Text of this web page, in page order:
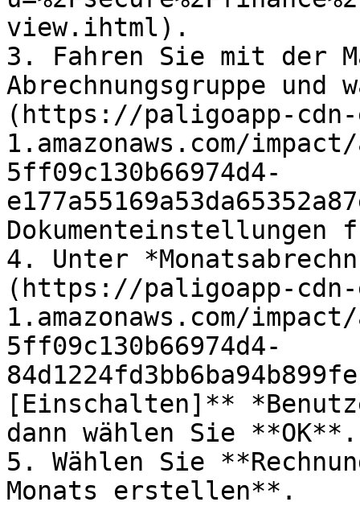
view.ihtml).
3. Fahren Sie mit der
Abrechnungsgruppe
(https://paligoapp-cdn-
1.amazonaws.com/
5ff09c130b66974d4-
Dokumenteinstellungen
4. Unter
(https://paligoapp-cdn-
1.amazonaws.com/
5ff09c130b66974d4-
[Einschalten]**
dann wählen Sie **OK**.
5. Wählen Sie
Monats erstellen**.